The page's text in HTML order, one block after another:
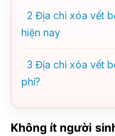
2 Địa chỉ xóa vết
hiện nay
3 Địa chỉ xóa vết
phí?
Không ít người